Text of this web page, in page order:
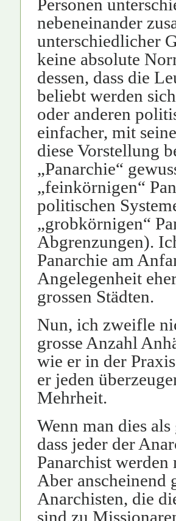
Personen
nebeneinander
unterschiedlicher
keine absolute
dessen, dass die
beliebt werden
oder anderen
einfacher, mit
diese Vorstellung
„Panarchie“
„feinkörnigen“
politischen
„grobkörnigen“
Abgrenzungen).
Panarchie am
Angelegenheit
grossen Städten.
Nun, ich zweifle
grosse Anzahl
wie er in der
er jeden
Mehrheit.
Wenn man dies
dass jeder der
Panarchist
Aber anscheinend
Anarchisten, die
sind zu